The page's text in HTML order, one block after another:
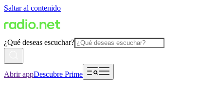
Saltar al contenido
¿Qué deseas escuchar?
Abrir appDescubre Prime